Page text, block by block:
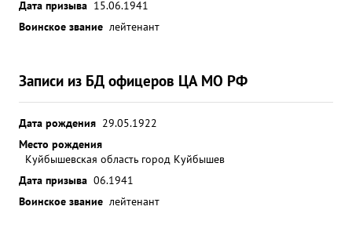
Дата призыва 15.06.1941
Воинское звание лейтенант
Записи из БД офицеров ЦА МО РФ
Дата рождения 29.05.1922
Место рождения
Куйбышевская область город Куйбышев
Дата призыва 06.1941
Воинское звание лейтенант